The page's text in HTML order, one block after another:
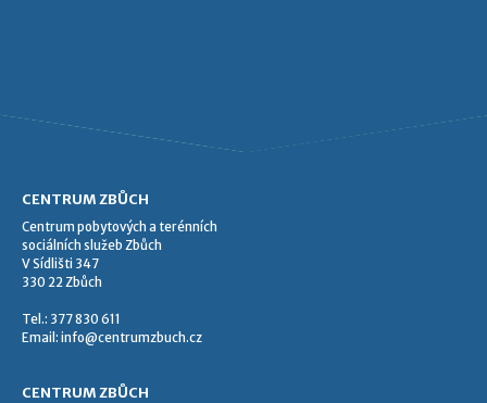
CENTRUM ZBŮCH
Centrum pobytových a terénních
sociálních služeb Zbůch
V Sídlišti 347
330 22 Zbůch
Tel.: 377 830 611
Email: info@centrumzbuch.cz
CENTRUM ZBŮCH